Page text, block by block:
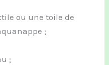
ou une toile de
;
;